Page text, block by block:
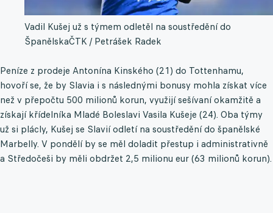
Vadil Kušej už s týmem odletěl na soustředění do
ŠpanělskaČTK / Petrášek Radek
Peníze z prodeje Antonína Kinského (21) do Tottenhamu,
hovoří se, že by Slavia i s následnými bonusy mohla získat více
než v přepočtu 500 milionů korun, využijí sešívaní okamžitě a
získají křídelníka Mladé Boleslavi Vasila Kušeje (24). Oba týmy
už si plácly, Kušej se Slavií odletí na soustředění do španělské
Marbelly. V pondělí by se měl doladit přestup i administrativně
a Středočeši by měli obdržet 2,5 milionu eur (63 milionů korun).